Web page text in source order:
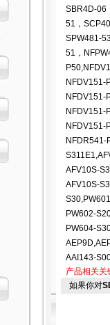
SBR4D-06
51，
SPW481-
51，
NFDV151-
NFDV151-
NFDV151-
NFDV151-
NFDR541-
AFV10S-
AFV10S-
PW602-
PW604-
AAI143-
产品相关关
如果你对